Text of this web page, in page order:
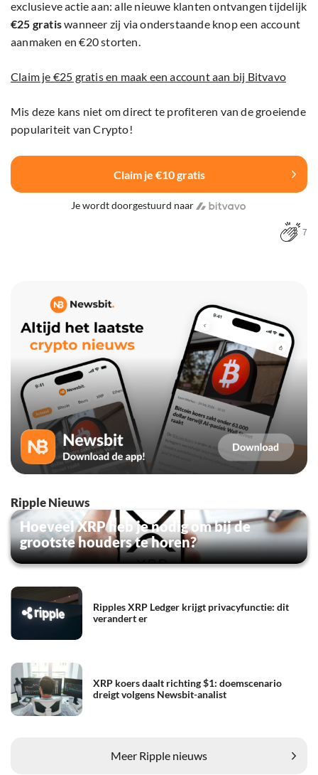
exclusieve actie aan: alle nieuwe klanten ontvangen tijdelijk
€25 gratiswanneer zij via onderstaande knop een account
aanmaken en €20 storten.
Claim je €25 gratis en maak een account aan bij Bitvavo
Mis deze kans niet om direct te profiteren van de groeiende
populariteit van Crypto!
Claim je €10 gratis
Je wordt doorgestuurd naar
7
Ripple Nieuws
Hoeveel XRP heb je nodig om bij de
grootste houders te horen?
Ripples XRP Ledger krijgt privacyfunctie: dit
verandert er
XRP koers daalt richting $1: doemscenario
dreigt volgens Newsbit-analist
Meer Ripple nieuws